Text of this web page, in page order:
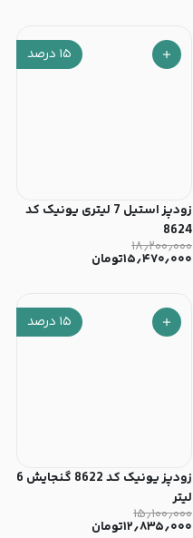
۱۵ درصد
زودپز استیل 7 لیتری یونیک کد
8624
۱۸٫۲۰۰٫۰۰۰
۱۵٫۴۷۰٫۰۰۰تومان
۱۵ درصد
زودپز یونیک کد 8622 گنجایش 6
لیتر
۱۵٫۱۰۰٫۰۰۰
۱۲٫۸۳۵٫۰۰۰تومان